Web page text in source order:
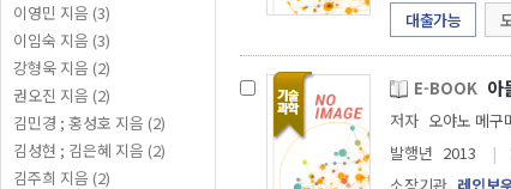
이영민 지음 (3)
이임숙 지음 (3)
강형욱 지음 (2)
권오진 지음 (2)
김민경 ; 홍성호 지음 (2)
김성현 ; 김은혜 지음 (2)
김주희 지음 (2)
대출가능
E-BOOK 아
저자
발행년 2013 |